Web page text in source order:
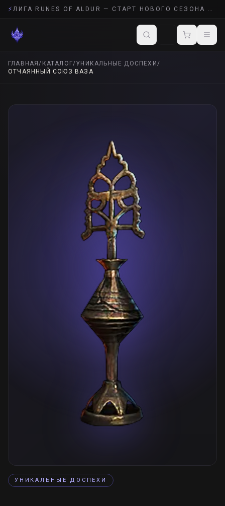
⚡ ЛИГА RUNES OF ALDUR — СТАРТ НОВОГО СЕЗОНА POE 2
ГЛАВНАЯ/ КАТАЛОГ/УНИКАЛЬНЫЕ ДОСПЕХИ /
ОТЧАЯННЫЙ СОЮЗ ВАЗА
УНИКАЛЬНЫЕ ДОСПЕХИ